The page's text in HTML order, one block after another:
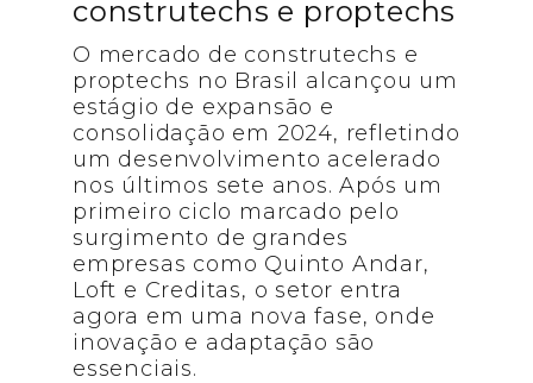
construtechs e proptechs
O mercado de construtechs e
proptechs no Brasil alcançou um
estágio de expansão e
consolidação em 2024, refletindo
um desenvolvimento acelerado
nos últimos sete anos. Após um
primeiro ciclo marcado pelo
surgimento de grandes
empresas como Quinto Andar,
Loft e Creditas, o setor entra
agora em uma nova fase, onde
inovação e adaptação são
essenciais.